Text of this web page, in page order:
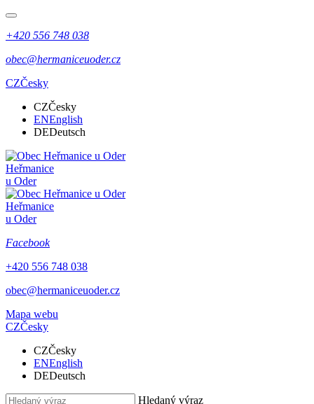
+420 556 748 038
obec@hermaniceuoder.cz
CZČesky
CZČesky
ENEnglish
DEDeutsch
Heřmanice
u Oder
Heřmanice
u Oder
Facebook
+420 556 748 038
obec@hermaniceuoder.cz
Mapa webu
CZČesky
CZČesky
ENEnglish
DEDeutsch
Hledaný výraz